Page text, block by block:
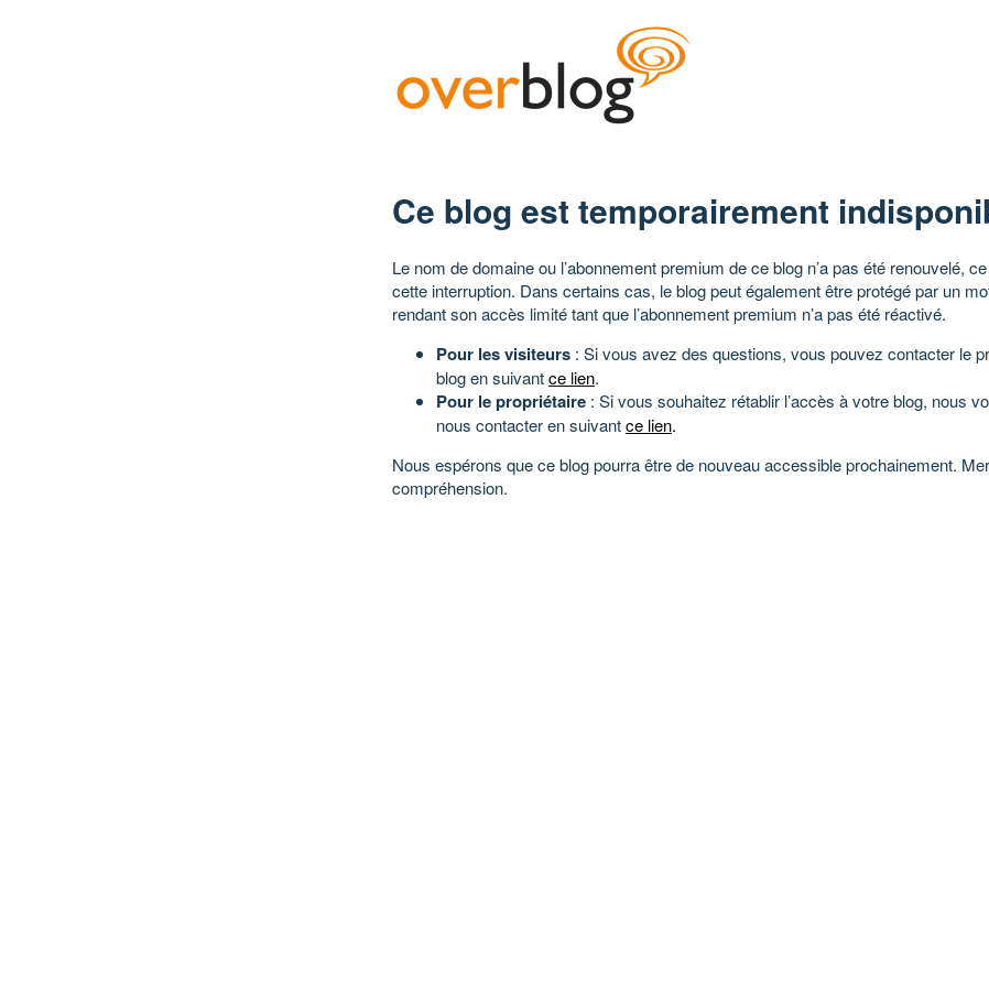
Ce blog est temporairement
Le nom de domaine ou l’abonnement premium de ce blog n’a pas été renouvelé,
cette interruption. Dans certains cas, le blog peut également être protégé par un
rendant son accès limité tant que l’abonnement premium n’a pas été réactivé.
Pour les visiteurs : Si vous avez des questions, vous pouvez contacter le
blog en suivantce lien.
Pour le propriétaire : Si vous souhaitez rétablir l’accès à votre blog, nous
nous contacter en suivantce lien.
Nous espérons que ce blog pourra être de nouveau accessible prochainement.
compréhension.